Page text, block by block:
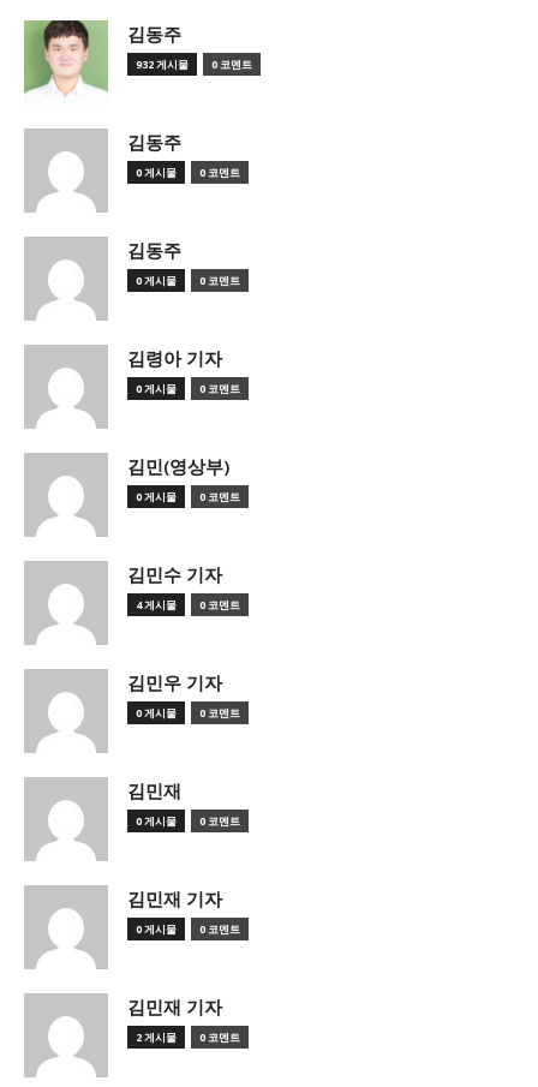
김동주
932 게시물 0 코멘트
김동주
0 게시물 0 코멘트
김동주
0 게시물 0 코멘트
김령아 기자
0 게시물 0 코멘트
김민(영상부)
0 게시물 0 코멘트
김민수 기자
4 게시물 0 코멘트
김민우 기자
0 게시물 0 코멘트
김민재
0 게시물 0 코멘트
김민재 기자
0 게시물 0 코멘트
김민재 기자
2 게시물 0 코멘트